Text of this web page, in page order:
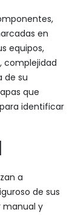
en
equipos,
complejidad
de su
que
identificar
a
de sus
manual y